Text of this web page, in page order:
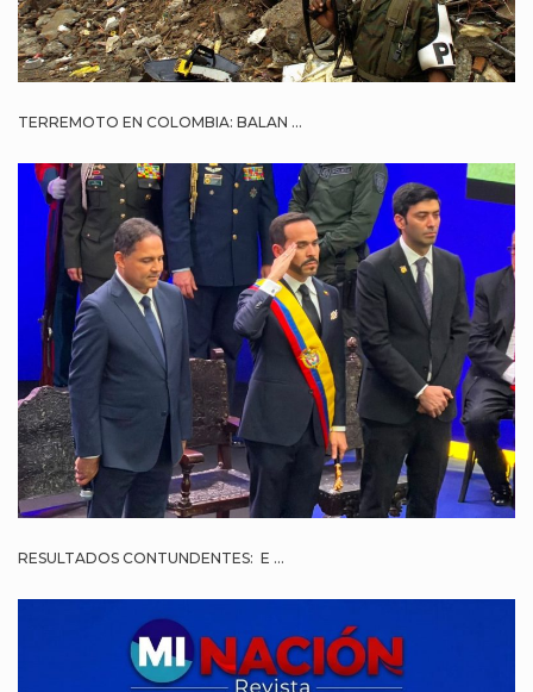
TERREMOTO EN COLOMBIA: BALAN ...
RESULTADOS CONTUNDENTES: E ...